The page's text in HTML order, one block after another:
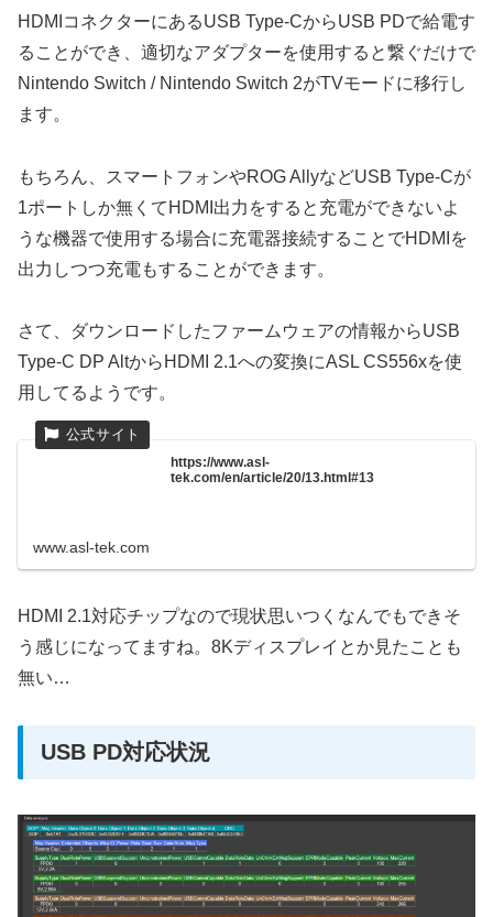
HDMIコネクターにあるUSB Type-CからUSB PDで給電す
ることができ、適切なアダプターを使用すると繋ぐだけで
Nintendo Switch / Nintendo Switch 2がTVモードに移行し
ます。
もちろん、スマートフォンやROG AllyなどUSB Type-Cが
1ポートしか無くてHDMI出力をすると充電ができないよ
うな機器で使用する場合に充電器接続することでHDMIを
出力しつつ充電もすることができます。
さて、ダウンロードしたファームウェアの情報からUSB
Type-C DP AltからHDMI 2.1への変換にASL CS556xを使
用してるようです。
https://www.asl-
tek.com/en/article/20/13.html#13
www.asl-tek.com
HDMI 2.1対応チップなので現状思いつくなんでもできそ
う感じになってますね。8Kディスプレイとか見たことも
無い…
USB PD対応状況